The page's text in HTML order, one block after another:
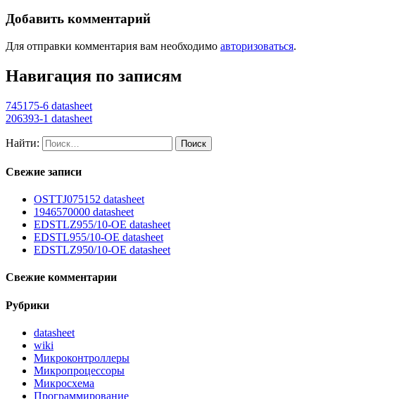
Добавить комментарий
Для отправки комментария вам необходимо авторизоваться.
Навигация по записям
745175-6 datasheet
206393-1 datasheet
Найти:
Свежие записи
OSTTJ075152 datasheet
1946570000 datasheet
EDSTLZ955/10-OE datasheet
EDSTL955/10-OE datasheet
EDSTLZ950/10-OE datasheet
Свежие комментарии
Рубрики
datasheet
wiki
Микроконтроллеры
Микропроцессоры
Микросхема
Программирование